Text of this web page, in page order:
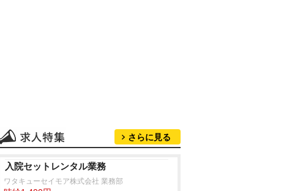
さらに見る
入院セットレンタル業務
ワタキューセイモア株式会社 業務部